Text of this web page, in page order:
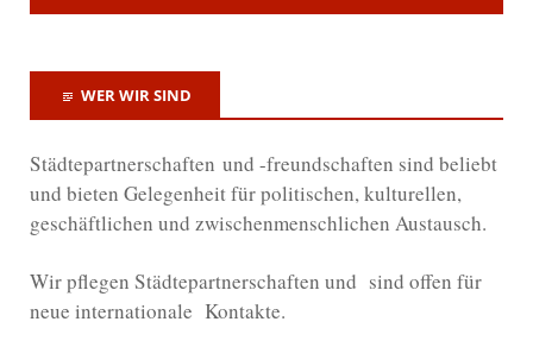
WER WIR SIND
Städtepartnerschaften und -freundschaften sind beliebt
und bieten Gelegenheit für politischen, kulturellen,
geschäftlichen und zwischenmenschlichen Austausch.
Wirpflegen Städtepartnerschaften und sind offen für
neue internationale Kontakte.